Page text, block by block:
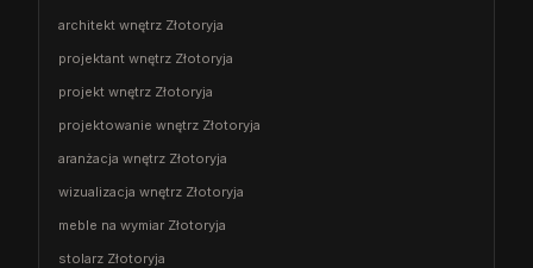
architekt wnętrz Złotoryja
projektant wnętrz Złotoryja
projekt wnętrz Złotoryja
projektowanie wnętrz Złotoryja
aranżacja wnętrz Złotoryja
wizualizacja wnętrz Złotoryja
meble na wymiar Złotoryja
stolarz Złotoryja